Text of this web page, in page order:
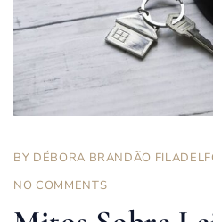
BY DÉBORA BRANDÃO
NO COMMENTS